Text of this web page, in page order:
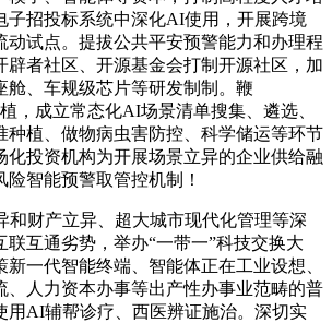
子招投标系统中深化AI使用，开展跨境
动试点。提拔公共平安预警能力和办理程
辟者社区、开源基金会打制开源社区，加
舱、车规级芯片等研发制制。鞭
，成立常态化AI场景清单搜集、遴选、
种植、做物病虫害防控、科学储运等环节
化投资机构为开展场景立异的企业供给融
智能预警取管控机制！
财产立异、超大城市现代化管理等深
联互通劣势，举办“一带一”科技交换大
新一代智能终端、智能体正在工业设想、
、人力资本办事等出产性办事业范畴的普
用AI辅帮诊疗、西医辨证施治。深切实